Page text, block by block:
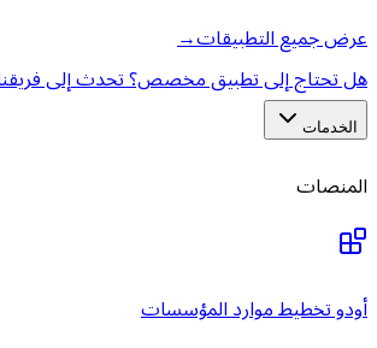
عرض جميع التطبيقات→
هل تحتاج إلى تطبيق مخصص؟ تحدث إلى
الخدمات
المنصات
أودو تخطيط موارد المؤسسات